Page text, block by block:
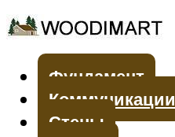
Фундамент
Коммуникации
Стены